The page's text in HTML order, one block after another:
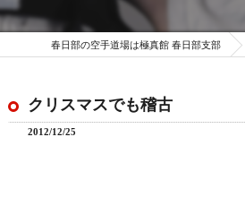
春日部の空手道場は極真館 春日部支部
クリスマスでも稽古
2012/12/25